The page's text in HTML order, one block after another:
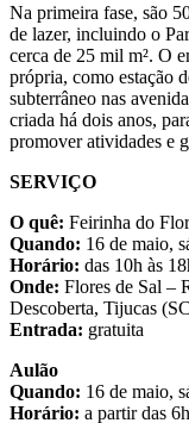
Na primeira fase, são
de lazer, incluindo o
cerca de 25 mil m². O
própria, como estação
subterrâneo nas
criada há dois anos,
promover atividades e
SERVIÇO
O quê: Feirinha do
Quando: 16 de maio,
Horário: das 10h às
Onde: Flores de Sal –
Descoberta, Tijucas
Entrada: gratuita
Aulão
Quando: 16 de maio,
Horário: a partir das